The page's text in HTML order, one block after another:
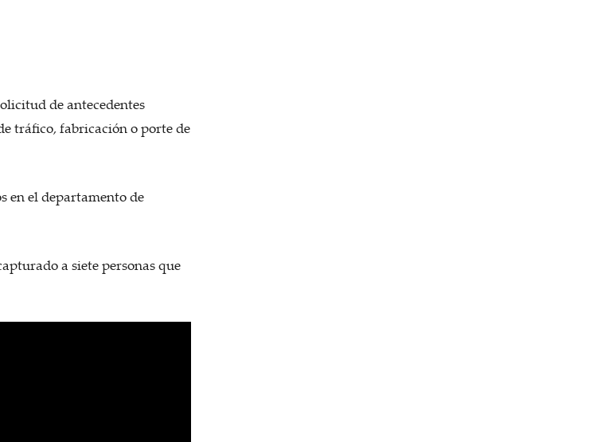
de antecedentes
tráfico, fabricación o porte de
en el departamento de
a siete personas que